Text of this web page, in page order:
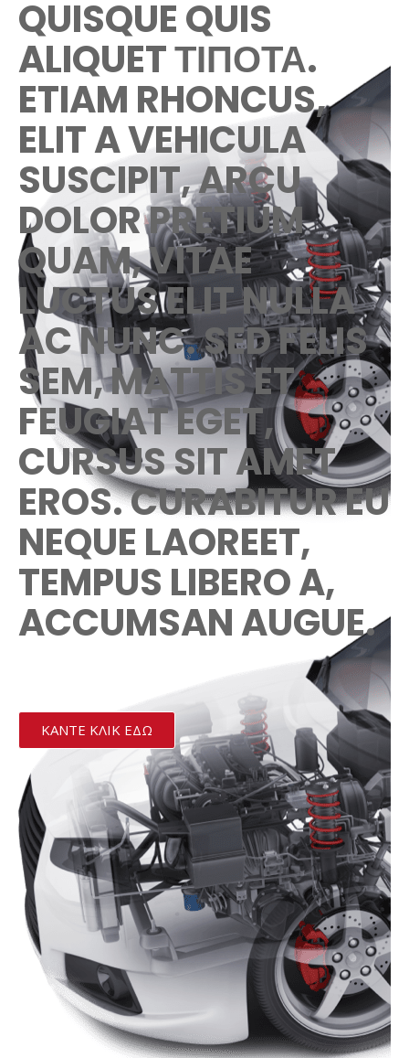
QUISQUE QUIS
ALIQUET ΤΊΠΟΤΑ.
ETIAM RHONCUS,
ELIT A VEHICULA
SUSCIPIT, ARCU
DOLOR PRETIUM
QUAM, VITAE
LUCTUS ELIT NULLA
AC NUNC. SED FELIS
SEM, MATTIS ET
FEUGIAT EGET,
CURSUS SIT AMET
EROS. CURABITUR EU
NEQUE LAOREET,
TEMPUS LIBERO A,
ACCUMSAN AUGUE.
ΚΆΝΤΕ ΚΛΙΚ ΕΔΏ